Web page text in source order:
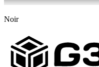
Noir